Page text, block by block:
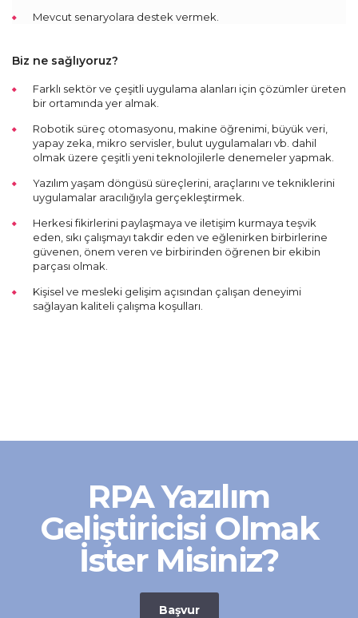
Mevcut senaryolara destek vermek.
Biz ne sağlıyoruz?
Farklı sektör ve çeşitli uygulama alanları için çözümler üreten
bir ortamında yer almak.
Robotik süreç otomasyonu, makine öğrenimi, büyük veri,
yapay zeka, mikro servisler, bulut uygulamaları vb. dahil
olmak üzere çeşitli yeni teknolojilerle denemeler yapmak.
Yazılım yaşam döngüsü süreçlerini, araçlarını ve tekniklerini
uygulamalar aracılığıyla gerçekleştirmek.
Herkesi fikirlerini paylaşmaya ve iletişim kurmaya teşvik
eden, sıkı çalışmayı takdir eden ve eğlenirken birbirlerine
güvenen, önem veren ve birbirinden öğrenen bir ekibin
parçası olmak.
Kişisel ve mesleki gelişim açısından çalışan deneyimi
sağlayan kaliteli çalışma koşulları.
RPA Yazılım
Geliştiricisi Olmak
İster Misiniz?
Başvur